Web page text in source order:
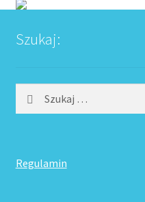
Szukaj:
Regulamin